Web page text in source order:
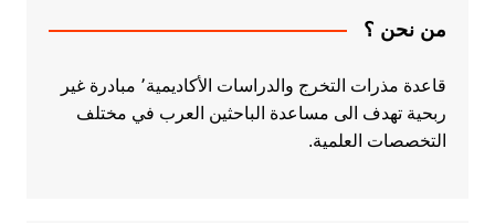
من نحن ؟
قاعدة مذرات التخرج والدراسات الأكاديمية٬ مبادرة غير
ربحية تهدف الى مساعدة الباحثين العرب في مختلف
التخصصات العلمية.